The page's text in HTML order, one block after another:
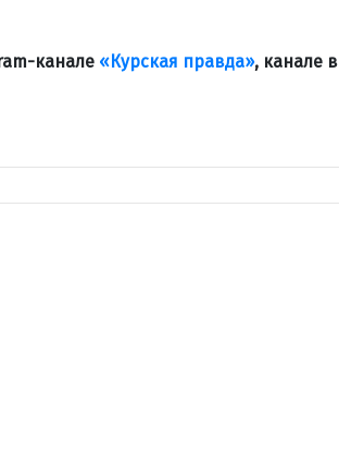
канале «Курская правда», канале в